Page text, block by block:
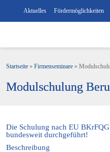
Aktuelles Fördermöglichkeiten
Startseite » Firmenseminare »
Modulschulung
Die Schulung nach EU
bundesweit durchgeführt!
Beschreibung